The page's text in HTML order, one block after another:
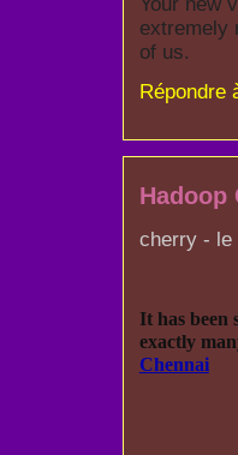
Your new
extremely
of us.
Répondre
Hadoop
cherry - le
It has been
exactly
Chennai